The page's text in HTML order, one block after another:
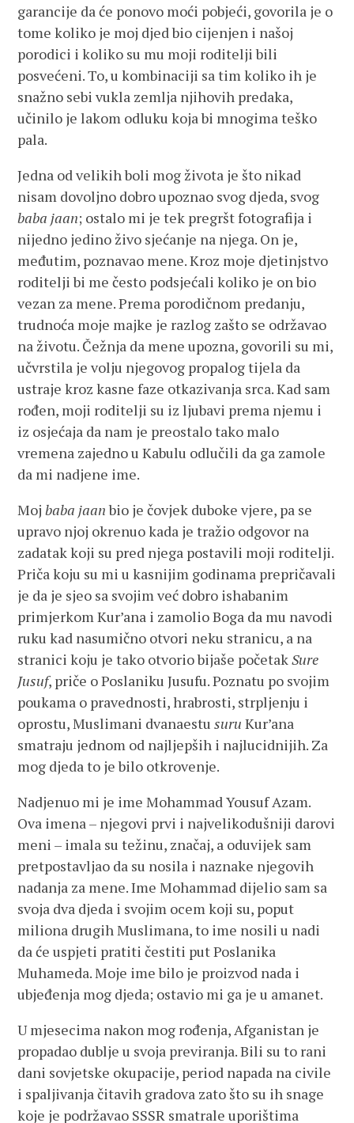
garancije da će ponovo moći pobjeći, govorila je o
tome koliko je moj djed bio cijenjen i našoj
porodici i koliko su mu moji roditelji bili
posvećeni. To, u kombinaciji sa tim koliko ih je
snažno sebi vukla zemlja njihovih predaka,
učinilo je lakom odluku koja bi mnogima teško
pala.
Jedna od velikih boli mog života je što nikad
nisam dovoljno dobro upoznao svog djeda, svog
baba jaan; ostalo mi je tek pregršt fotografija i
nijedno jedino živo sjećanje na njega. On je,
međutim, poznavao mene. Kroz moje djetinjstvo
roditelji bi me često podsjećali koliko je on bio
vezan za mene. Prema porodičnom predanju,
trudnoća moje majke je razlog zašto se održavao
na životu. Čežnja da mene upozna, govorili su mi,
učvrstila je volju njegovog propalog tijela da
ustraje kroz kasne faze otkazivanja srca. Kad sam
rođen, moji roditelji su iz ljubavi prema njemu i
iz osjećaja da nam je preostalo tako malo
vremena zajedno u Kabulu odlučili da ga zamole
da mi nadjene ime.
Mojbaba jaanbio je čovjek duboke vjere, pa se
upravo njoj okrenuo kada je tražio odgovor na
zadatak koji su pred njega postavili moji roditelji.
Priča koju su mi u kasnijim godinama prepričavali
je da je sjeo sa svojim već dobro ishabanim
primjerkom Kur’ana i zamolio Boga da mu navodi
ruku kad nasumično otvori neku stranicu, a na
stranici koju je tako otvorio bijaše početakSure
Jusuf, priče o Poslaniku Jusufu. Poznatu po svojim
poukama o pravednosti, hrabrosti, strpljenju i
oprostu, Muslimani dvanaestusuru Kur’ana
smatraju jednom od najljepših i najlucidnijih. Za
mog djeda to je bilo otkrovenje.
Nadjenuo mi je ime Mohammad Yousuf Azam.
Ova imena – njegovi prvi i najvelikodušniji darovi
meni – imala su težinu, značaj, a oduvijek sam
pretpostavljao da su nosila i naznake njegovih
nadanja za mene. Ime Mohammad dijelio sam sa
svoja dva djeda i svojim ocem koji su, poput
miliona drugih Muslimana, to ime nosili u nadi
da će uspjeti pratiti čestiti put Poslanika
Muhameda. Moje ime bilo je proizvod nada i
ubjeđenja mog djeda; ostavio mi ga je u amanet.
U mjesecima nakon mog rođenja, Afganistan je
propadao dublje u svoja previranja. Bili su to rani
dani sovjetske okupacije, period napada na civile
i spaljivanja čitavih gradova zato što su ih snage
koje je podržavao SSSR smatrale uporištima